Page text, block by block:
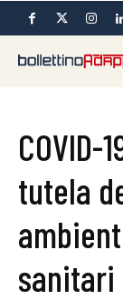
COVID-
tutela
sanitari